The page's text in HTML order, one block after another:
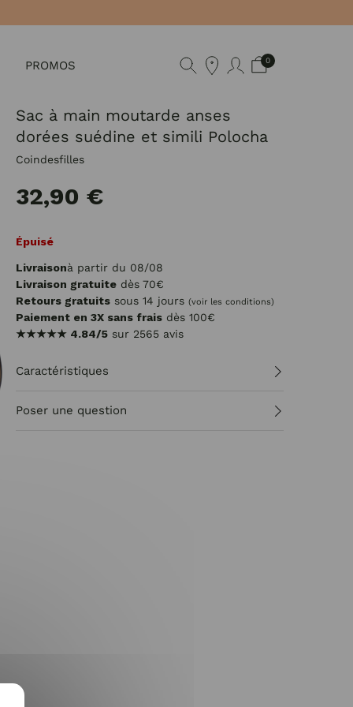
PROMOS 0
Sac à main moutarde anses
dorées suédine et simili Polocha
Coindesfilles
32,90 €
Épuisé
Livraisonà partir du 08/08
Livraison gratuite dès 70€
Retours gratuits sous 14 jours (voir les conditions)
Paiement en 3X sans frais dès 100€
★★★★★ 4.84/5 sur 2565 avis
Caractéristiques
Poser une question